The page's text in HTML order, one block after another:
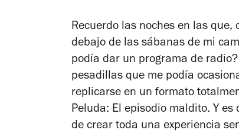
Recuerdo las noches en las
debajo de las sábanas de mi
podía dar un programa de
pesadillas que me podía
replicarse en un formato
Peluda: El episodio maldito. Y es
de crear toda una experiencia